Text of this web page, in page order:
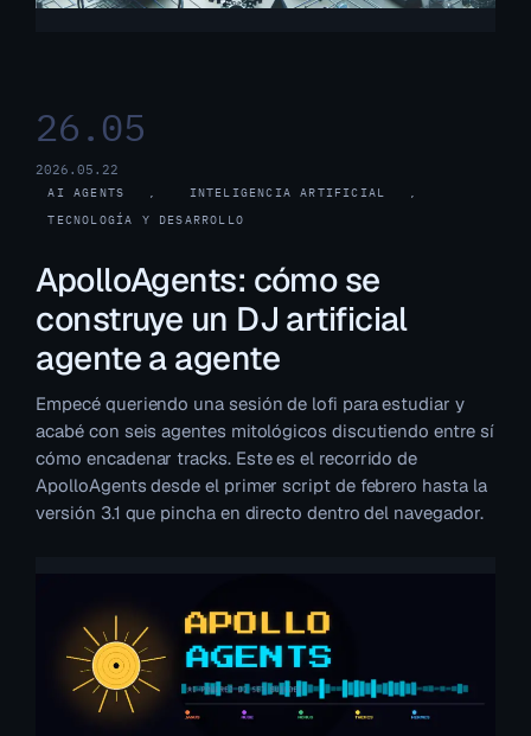
26.05
2026.05.22
AI AGENTS , INTELIGENCIA ARTIFICIAL
,
TECNOLOGÍA Y DESARROLLO
ApolloAgents: cómo se
construye un DJ artificial
agente a agente
Empecé queriendo una sesión de lofi para estudiar y
acabé con seis agentes mitológicos discutiendo entre sí
cómo encadenar tracks. Este es el recorrido de
ApolloAgents desde el primer script de febrero hasta la
versión 3.1 que pincha en directo dentro del navegador.